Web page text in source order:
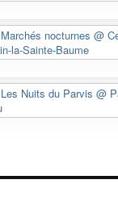
Marchés nocturnes @
la-Sainte-Baume
Les Nuits du Parvis @